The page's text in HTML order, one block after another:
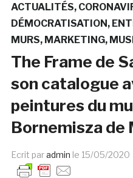
ACTUALITÉS
DÉMOCRATISATION
MURS MARKETING
The Frame de
son catalogue
peintures du
Bornemisza de
Ecrit paradmin le 15/05/2020